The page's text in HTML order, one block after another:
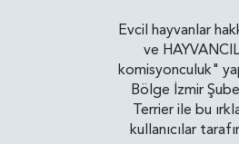
Evcil hayvanlar
ve
komisyonculuk"
Bölge İzmir
Terrier ile bu
kullanıcılar